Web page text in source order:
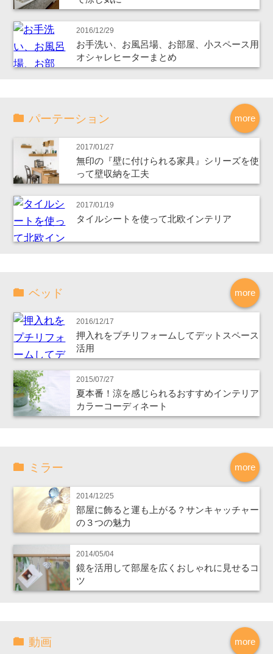
2016/12/29
お手洗い、お風呂場、お部屋、小スペース用
オシャレヒーターまとめ
more
パーテーション
2017/01/27
無印の『壁に付けられる家具』シリーズを使
って壁収納を工夫
2017/01/19
タイルシートを使って北欧インテリア
more
ベッド
2016/12/17
押入れをプチリフォームしてデットスペース
活用
2015/07/27
夏本番！涼を感じられるおすすめインテリア
カラーコーディネート
more
ミラー
2014/12/25
部屋に飾ると運も上がる？サンキャッチャー
の３つの魅力
2014/05/04
鏡を活用して部屋を広くおしゃれに見せるコ
ツ
more
動画